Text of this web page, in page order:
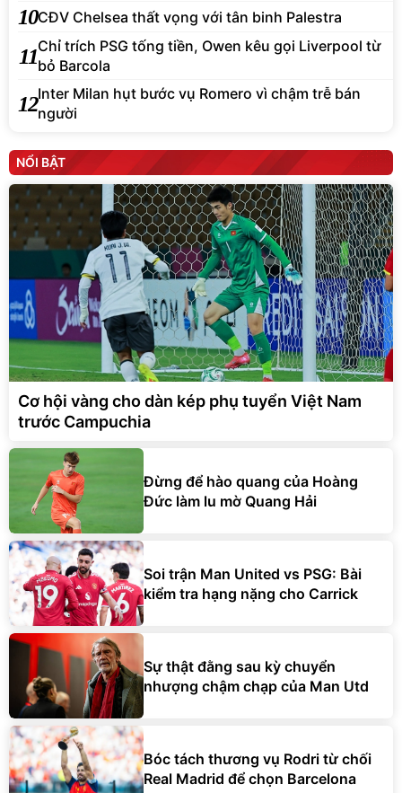
10CĐV Chelsea thất vọng với tân binh Palestra
11Chỉ trích PSG tống tiền, Owen kêu gọi Liverpool từ
bỏ Barcola
12Inter Milan hụt bước vụ Romero vì chậm trễ bán
người
NỔI BẬT
Cơ hội vàng cho dàn kép phụ tuyển Việt Nam
trước Campuchia
Đừng để hào quang của Hoàng
Đức làm lu mờ Quang Hải
Soi trận Man United vs PSG: Bài
kiểm tra hạng nặng cho Carrick
Sự thật đằng sau kỳ chuyển
nhượng chậm chạp của Man Utd
Bóc tách thương vụ Rodri từ chối
Real Madrid để chọn Barcelona